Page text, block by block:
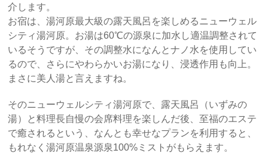
介します。
お宿は、湯河原最大級の露天風呂を楽しめるニューウェル
シティ湯河原。お湯は60℃の源泉に加水し適温調整されて
いるそうですが、その調整水になんとナノ水を使用してい
るので、さらにやわらかいお湯になり、浸透作用も向上。
まさに美人湯と言えますね。
そのニューウェルシティ湯河原で、露天風呂（いずみの
湯）と料理長自慢の会席料理を楽しんだ後、至福のエステ
で癒されるという、なんとも幸せなプランを利用すると、
もれなく湯河原温泉源泉100%ミストがもらえます。